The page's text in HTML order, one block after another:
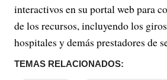
interactivos en su portal web para
de los recursos, incluyendo los
hospitales y demás prestadores de
TEMAS RELACIONADOS: